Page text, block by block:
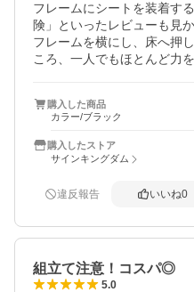
フレームにシートを装着す
険」といったレビューも見
フレームを横にし、床へ押
ころ、一人でもほとんど力
めです。
この商品はレース観戦時の
イバック仕様なので、しっ
ありがたいです。
しれませんが、私の用途で
であれば妻の分と合わせて
総合的に見て価格以上の満
でした。すぐに2つ目も購
購入した商品
カラー/ブラック
購入したストア
サインキングダム
違反報告 いいね0
組立て注意！コスパ◎
5.0